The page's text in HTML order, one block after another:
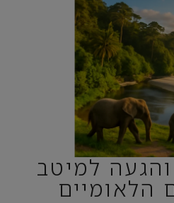
והגעה למיטב
הלאומיים